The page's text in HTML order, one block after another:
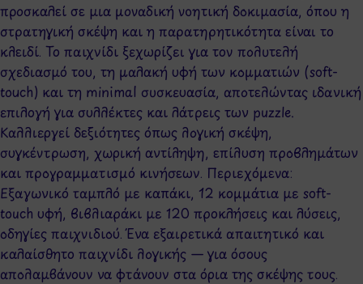
προσκαλεί σε μια μοναδική νοητική δοκιμασία, όπου η
στρατηγική σκέψη και η παρατηρητικότητα είναι το
κλειδί. Το παιχνίδι ξεχωρίζει για τον πολυτελή
σχεδιασμό του, τη μαλακή υφή των κομματιών (soft-
touch) και τη minimal συσκευασία, αποτελώντας ιδανική
επιλογή για συλλέκτες και λάτρεις των puzzle.
Καλλιεργεί δεξιότητες όπως λογική σκέψη,
συγκέντρωση, χωρική αντίληψη, επίλυση προβλημάτων
και προγραμματισμό κινήσεων. Περιεχόμενα:
Εξαγωνικό ταμπλό με καπάκι, 12 κομμάτια με soft-
touch υφή, βιβλιαράκι με 120 προκλήσεις και λύσεις,
οδηγίες παιχνιδιού. Ένα εξαιρετικά απαιτητικό και
καλαίσθητο παιχνίδι λογικής — για όσους
απολαμβάνουν να φτάνουν στα όρια της σκέψης τους.